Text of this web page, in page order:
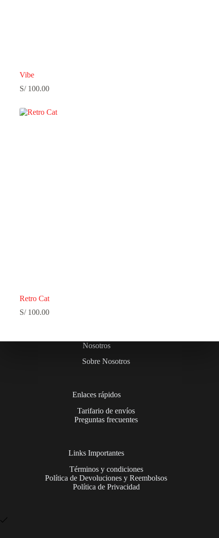
Vibe
S/100.00
Retro Cat
S/100.00
Nosotros
Sobre Nosotros
Enlaces rápidos
Tarifario de envíos
Preguntas frecuentes
Links Importantes
Términos y condiciones
Política de Devoluciones y Reembolsos
Política de Privacidad